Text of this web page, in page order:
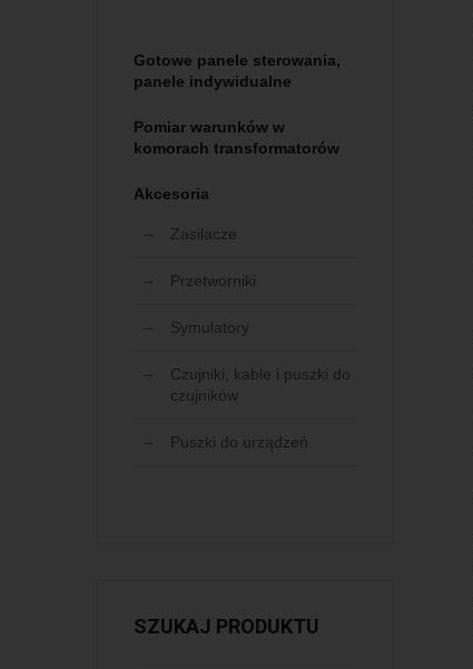
Gotowe panele sterowania,
panele indywidualne
Pomiar warunków w
komorach transformatorów
Akcesoria
Zasilacze
Przetworniki
Symulatory
Czujniki, kable i puszki do
czujników
Puszki do urządzeń
SZUKAJ PRODUKTU